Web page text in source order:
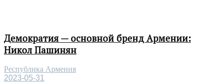
Демократия — основной бренд Армении:
Никол Пашинян
Республика Армения
2023-05-31